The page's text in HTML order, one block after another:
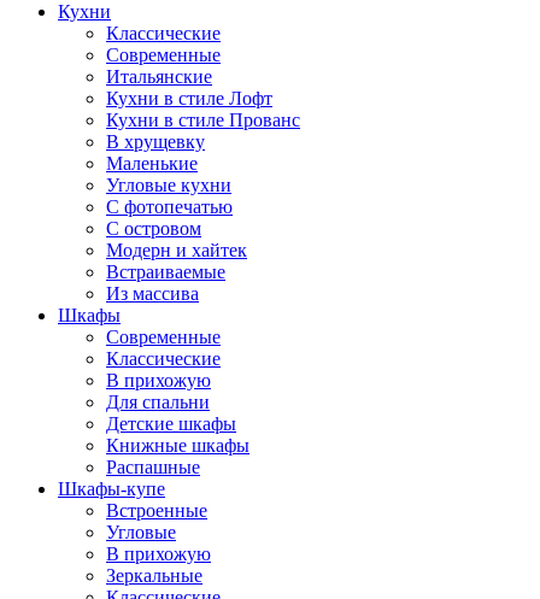
Кухни
Классические
Современные
Итальянские
Кухни в стиле Лофт
Кухни в стиле Прованс
В хрущевку
Маленькие
Угловые кухни
С фотопечатью
С островом
Модерн и хайтек
Встраиваемые
Из массива
Шкафы
Современные
Классические
В прихожую
Для спальни
Детские шкафы
Книжные шкафы
Распашные
Шкафы-купе
Встроенные
Угловые
В прихожую
Зеркальные